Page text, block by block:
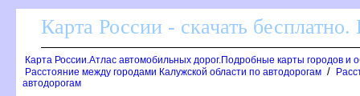
Карта России - скачать
Карта России.Атлас автомобильных дорог.Подробные карты городов и
Расстояние между городами Калужской области по автодорогам /
автодорогам